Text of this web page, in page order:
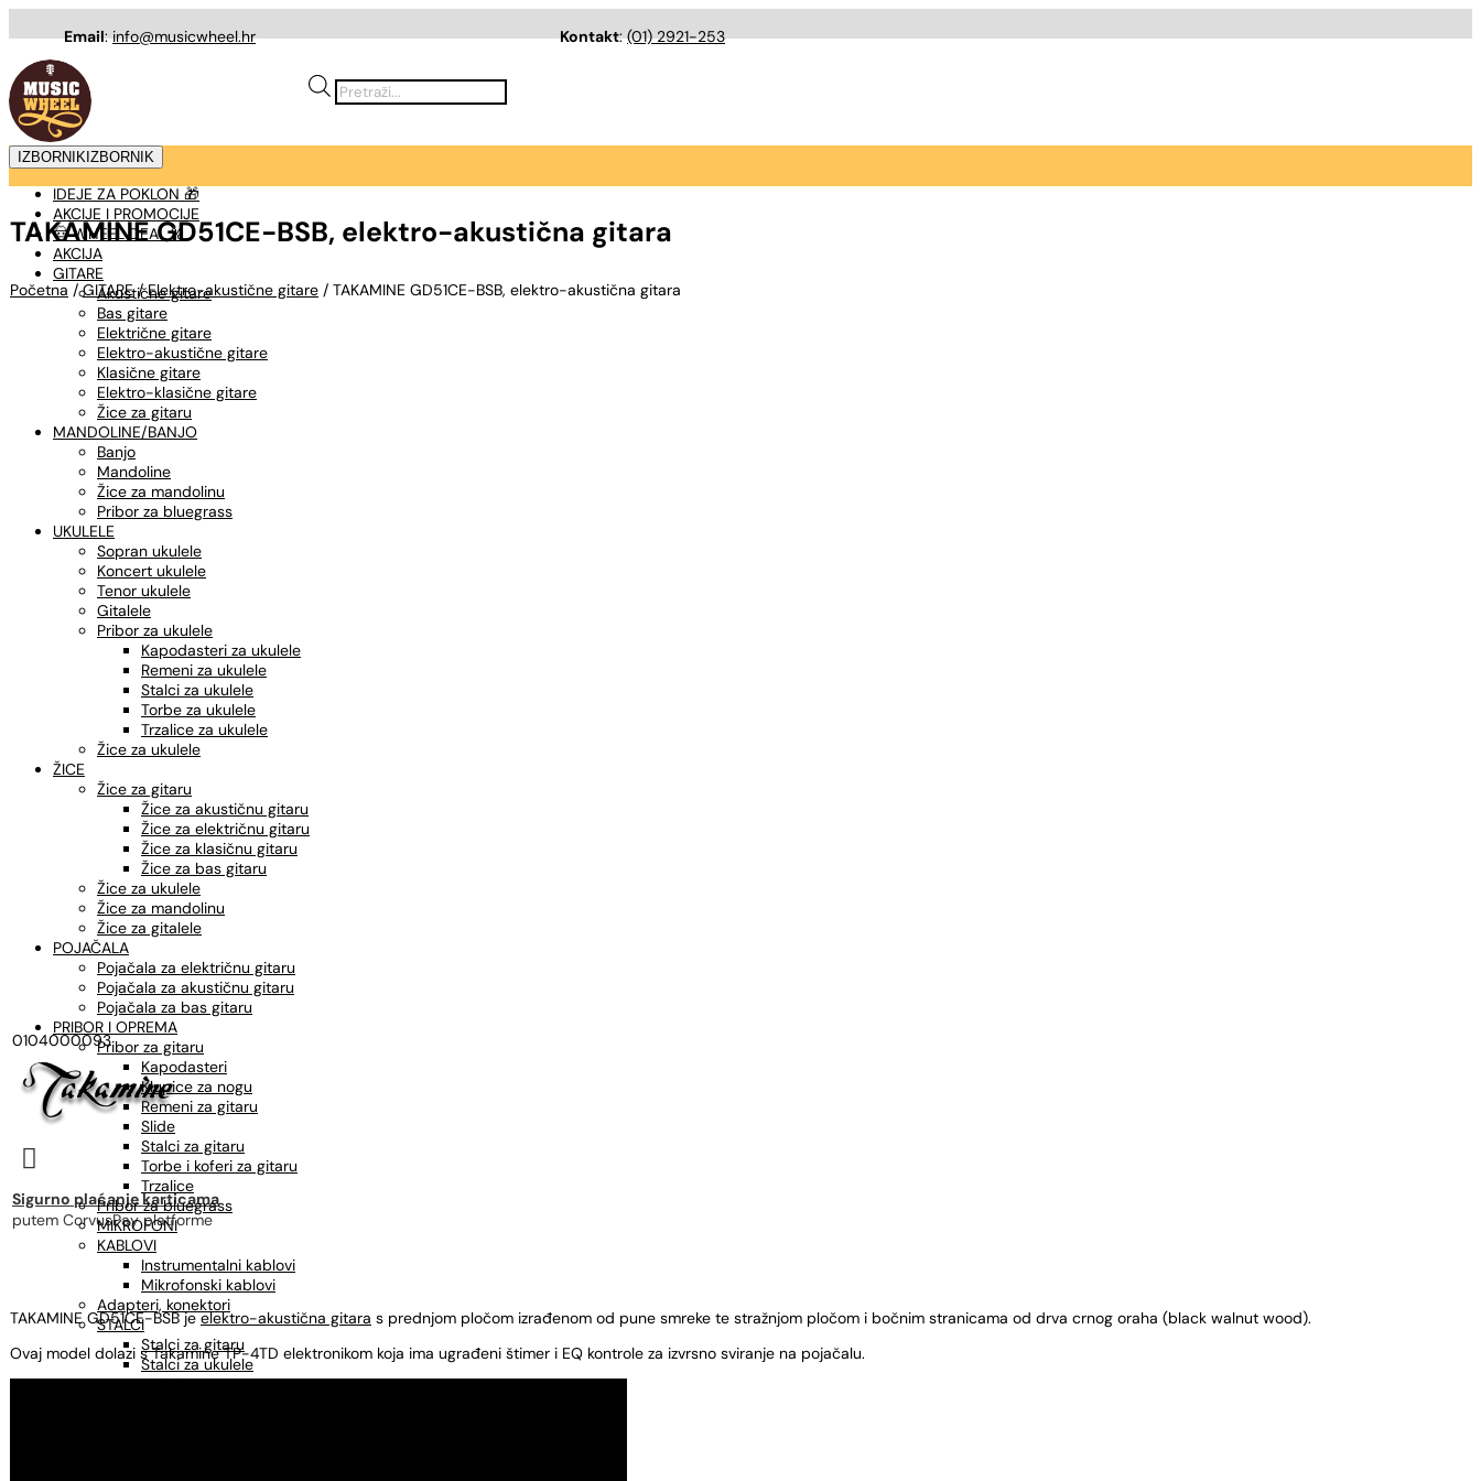
Email: info@musicwheel.hr Kontakt:(01) 2921-253
Products
search
IZBORNIK IZBORNIK
IDEJE ZA POKLON 🎁
AKCIJE I PROMOCIJE
🤠 WHEEL DEAL %
AKCIJA
GITARE
Akustične gitare
Bas gitare
Električne gitare
Elektro-akustične gitare
Klasične gitare
Elektro-klasične gitare
Žice za gitaru
MANDOLINE/BANJO
Banjo
Mandoline
Žice za mandolinu
Pribor za bluegrass
UKULELE
Sopran ukulele
Koncert ukulele
Tenor ukulele
Gitalele
Pribor za ukulele
Kapodasteri za ukulele
Remeni za ukulele
Stalci za ukulele
Torbe za ukulele
Trzalice za ukulele
Žice za ukulele
ŽICE
Žice za gitaru
Žice za akustičnu gitaru
Žice za električnu gitaru
Žice za klasičnu gitaru
Žice za bas gitaru
Žice za ukulele
Žice za mandolinu
Žice za gitalele
POJAČALA
Pojačala za električnu gitaru
Pojačala za akustičnu gitaru
Pojačala za bas gitaru
PRIBOR I OPREMA
Pribor za gitaru
Kapodasteri
Klupice za nogu
Remeni za gitaru
Slide
Stalci za gitaru
Torbe i koferi za gitaru
Trzalice
Pribor za bluegrass
MIKROFONI
KABLOVI
Instrumentalni kablovi
Mikrofonski kablovi
Adapteri, konektori
STALCI
Stalci za gitaru
Stalci za ukulele
Stalci za note
TAKAMINE GD51CE-BSB, elektro-akustična gitara
Početna /GITARE/Elektro-akustične gitare / TAKAMINE GD51CE-BSB, elektro-akustična gitara
0104000093

Sigurno plaćanje karticama
putem CorvusPay platforme
TAKAMINE GD51CE-BSB jeelektro-akustična gitara s prednjom pločom izrađenom od pune smreke te stražnjom pločom i bočnim stranicama od drva crnog oraha (black walnut wood).
Ovaj model dolazi s Takamine TP-4TD elektronikom koja ima ugrađeni štimer i EQ kontrole za izvrsno sviranje na pojačalu.